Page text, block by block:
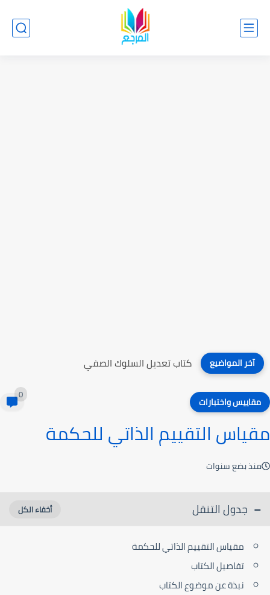
آخر المواضيع كتاب تعديل السلوك الصفي
مقاييس واختبارات 0
مقياس التقييم الذاتي للحكمة
منذ بضع سنوات
جدول التنقل
مقياس التقييم الذاتي للحكمة
تفاصيل الكتاب
نبذة عن موضوع الكتاب